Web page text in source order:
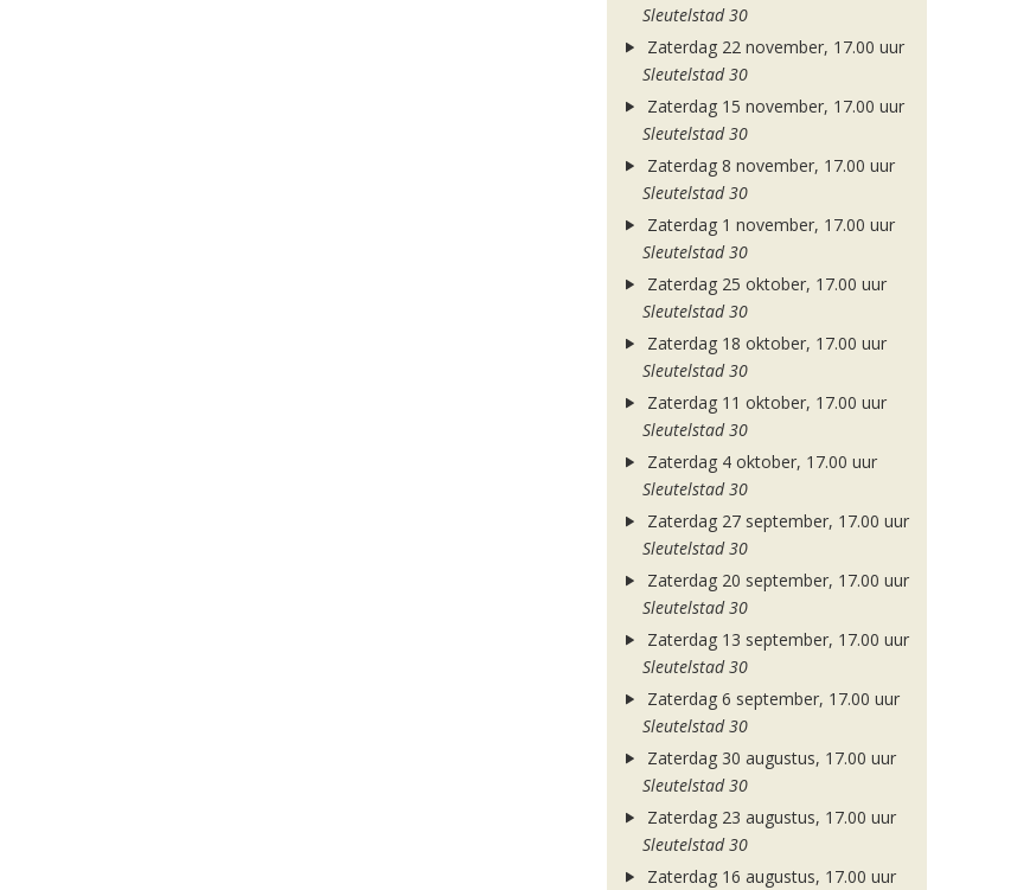
Sleutelstad 30
Zaterdag 22 november, 17.00 uur
Sleutelstad 30
Zaterdag 15 november, 17.00 uur
Sleutelstad 30
Zaterdag 8 november, 17.00 uur
Sleutelstad 30
Zaterdag 1 november, 17.00 uur
Sleutelstad 30
Zaterdag 25 oktober, 17.00 uur
Sleutelstad 30
Zaterdag 18 oktober, 17.00 uur
Sleutelstad 30
Zaterdag 11 oktober, 17.00 uur
Sleutelstad 30
Zaterdag 4 oktober, 17.00 uur
Sleutelstad 30
Zaterdag 27 september, 17.00 uur
Sleutelstad 30
Zaterdag 20 september, 17.00 uur
Sleutelstad 30
Zaterdag 13 september, 17.00 uur
Sleutelstad 30
Zaterdag 6 september, 17.00 uur
Sleutelstad 30
Zaterdag 30 augustus, 17.00 uur
Sleutelstad 30
Zaterdag 23 augustus, 17.00 uur
Sleutelstad 30
Zaterdag 16 augustus, 17.00 uur